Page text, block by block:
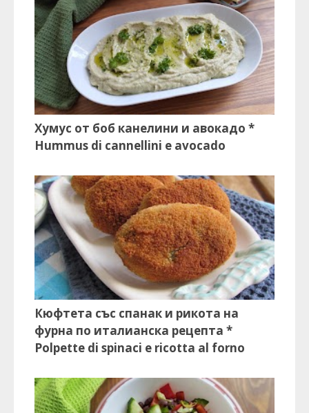
Хумус от боб канелини и авокадо *
Hummus di cannellini e avocado
Кюфтета със спанак и рикота на
фурна по италианска рецепта *
Polpette di spinaci e ricotta al forno